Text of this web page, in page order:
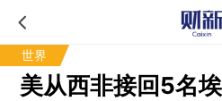
世界
美从西非接回5名